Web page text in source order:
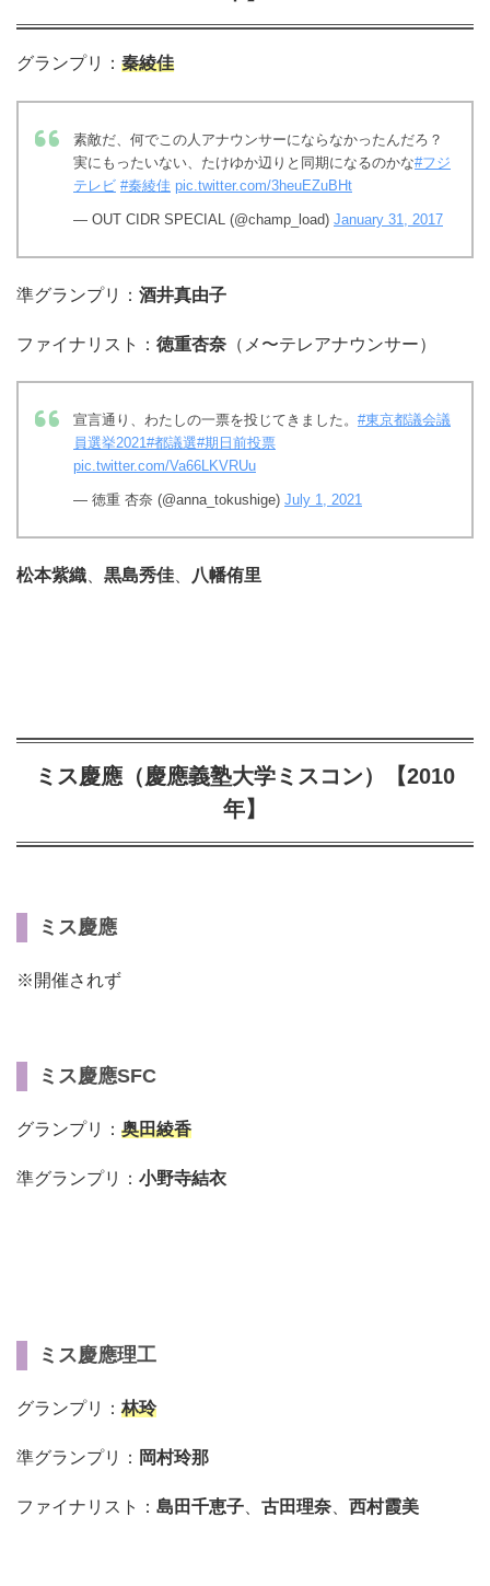
グランプリ： 秦綾佳
素敵だ、何でこの人アナウンサーにならなかったんだろ？
実にもったいない、たけゆか辺りと同期になるのかな#フジ
テレビ #秦綾佳 pic.twitter.com/3heuEZuBHt
— OUT CIDR SPECIAL (@champ_load) January 31, 2017
準グランプリ： 酒井真由子
ファイナリスト： 徳重杏奈 （メ〜テレアナウンサー）
宣言通り、わたしの一票を投じてきました。 #東京都議会議
員選挙2021 #都議選#期日前投票
pic.twitter.com/Va66LKVRUu
— 徳重 杏奈 (@anna_tokushige) July 1, 2021
松本紫織 黒島秀佳 八幡侑里
ミス慶應（慶應義塾大学ミスコン）【2010
年】
ミス慶應
※開催されず
ミス慶應SFC
グランプリ： 奥田綾香
準グランプリ： 小野寺結衣
ミス慶應理工
グランプリ： 林玲
準グランプリ： 岡村玲那
ファイナリスト： 島田千恵子 古田理奈 西村霞美